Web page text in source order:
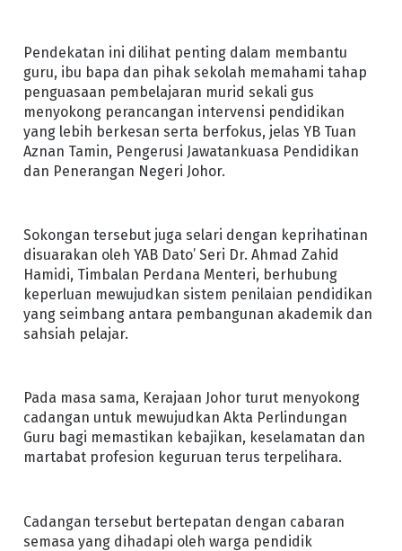
Pendekatan ini dilihat penting dalam membantu
guru, ibu bapa dan pihak sekolah memahami tahap
penguasaan pembelajaran murid sekali gus
menyokong perancangan intervensi pendidikan
yang lebih berkesan serta berfokus, jelas YB Tuan
Aznan Tamin, Pengerusi Jawatankuasa Pendidikan
dan Penerangan Negeri Johor.
Sokongan tersebut juga selari dengan keprihatinan
disuarakan oleh YAB Dato’ Seri Dr. Ahmad Zahid
Hamidi, Timbalan Perdana Menteri, berhubung
keperluan mewujudkan sistem penilaian pendidikan
yang seimbang antara pembangunan akademik dan
sahsiah pelajar.
Pada masa sama, Kerajaan Johor turut menyokong
cadangan untuk mewujudkan Akta Perlindungan
Guru bagi memastikan kebajikan, keselamatan dan
martabat profesion keguruan terus terpelihara.
Cadangan tersebut bertepatan dengan cabaran
semasa yang dihadapi oleh warga pendidik